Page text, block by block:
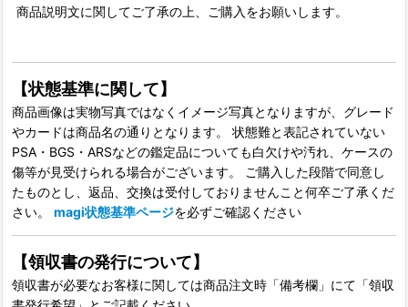
商品説明文に関してご了承の上、ご購入をお願いします。
【状態基準に関して】
商品画像は実物写真ではなくイメージ写真となりますが、グレード
やカードは商品名の通りとなります。 状態難と表記されていない
PSA・BGS・ARSなどの鑑定品についても白欠けや汚れ、ケースの
傷等が見受けられる場合がございます。 ご購入した段階で同意し
たものとし、返品、交換は受付しておりませんこと何卒ご了承くだ
さい。 magi状態基準ページを必ずご確認ください
【領収書の発行について】
領収書が必要なお客様に関しては商品注文時「備考欄」にて「領収